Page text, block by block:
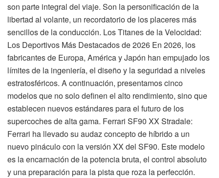
son parte integral del viaje. Son la personificación de la
libertad al volante, un recordatorio de los placeres más
sencillos de la conducción. Los Titanes de la Velocidad:
Los Deportivos Más Destacados de 2026 En 2026, los
fabricantes de Europa, América y Japón han empujado los
límites de la ingeniería, el diseño y la seguridad a niveles
estratosféricos. A continuación, presentamos cinco
modelos que no solo definen el alto rendimiento, sino que
establecen nuevos estándares para el futuro de los
supercoches de alta gama. Ferrari SF90 XX Stradale:
Ferrari ha llevado su audaz concepto de híbrido a un
nuevo pináculo con la versión XX del SF90. Este modelo
es la encarnación de la potencia bruta, el control absoluto
y una preparación para la pista que roza la perfección.